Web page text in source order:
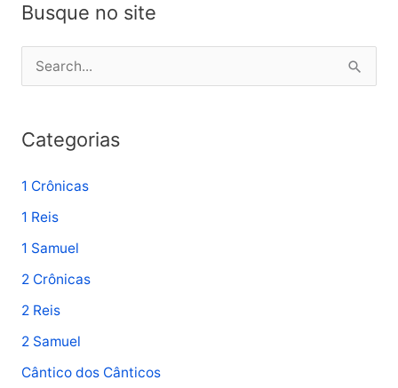
Busque no site
e
q
s
a
r
p
o
Categorias
1 Crônicas
1 Reis
1 Samuel
2 Crônicas
2 Reis
2 Samuel
Cântico dos Cânticos